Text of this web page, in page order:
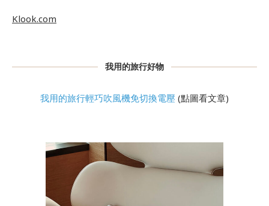
Klook.com
我用的旅行好物
我用的旅行輕巧吹風機免切換電壓 (點圖看文章)